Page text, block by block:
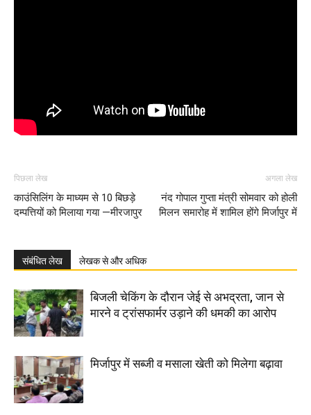
पिछला लेख
काउंसिलिंग के माध्यम से 10 बिछड़े
दम्पत्तियों को मिलाया गया —मीरजापुर
अगला लेख
नंद गोपाल गुप्ता मंत्री सोमवार को होली
मिलन समारोह में शामिल होंगे मिर्जापुर में
संबंधित लेख लेखक से और अधिक
बिजली चेकिंग के दौरान जेई से अभद्रता, जान से
मारने व ट्रांसफार्मर उड़ाने की धमकी का आरोप
मिर्जापुर में सब्जी व मसाला खेती को मिलेगा बढ़ावा